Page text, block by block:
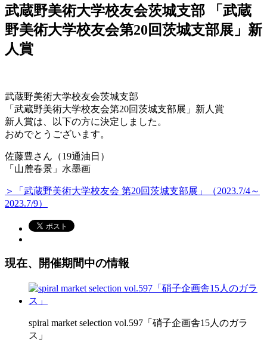
武蔵野美術大学校友会茨城支部 「武蔵
野美術大学校友会第20回茨城支部展」新
人賞
武蔵野美術大学校友会茨城支部
「武蔵野美術大学校友会第20回茨城支部展」新人賞
新人賞は、以下の方に決定しました。
おめでとうございます。
佐藤豊さん（19通油日）
「山麓春景」水墨画
＞「武蔵野美術大学校友会 第20回茨城支部展」（2023.7/4～
2023.7/9）
現在、開催期間中の情報
spiral market selection vol.597「硝子企画舎15人のガラ
ス」